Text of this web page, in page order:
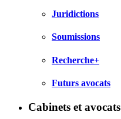
Juridictions
Soumissions
Recherche+
Futurs avocats
Cabinets et avocats